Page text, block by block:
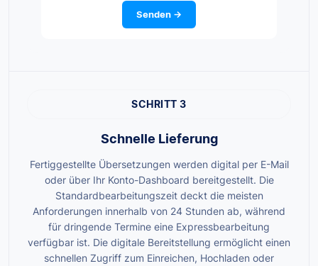
Senden →
SCHRITT 3
Schnelle Lieferung
Fertiggestellte Übersetzungen werden digital per E-Mail
oder über Ihr Konto-Dashboard bereitgestellt. Die
Standardbearbeitungszeit deckt die meisten
Anforderungen innerhalb von 24 Stunden ab, während
für dringende Termine eine Expressbearbeitung
verfügbar ist. Die digitale Bereitstellung ermöglicht einen
schnellen Zugriff zum Einreichen, Hochladen oder